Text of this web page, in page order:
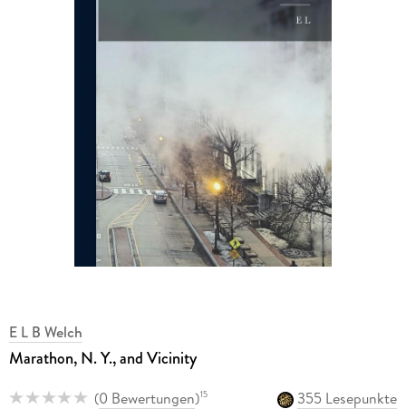
E L B Welch
Marathon, N. Y., and Vicinity
(0 Bewertungen)15
355 Lesepunkte